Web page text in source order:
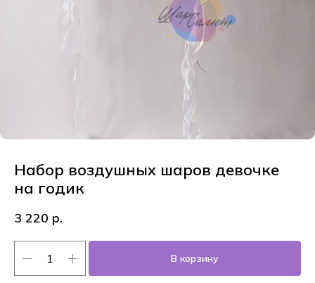
Набор воздушных шаров девочке
на годик
3 220 р.
В корзину